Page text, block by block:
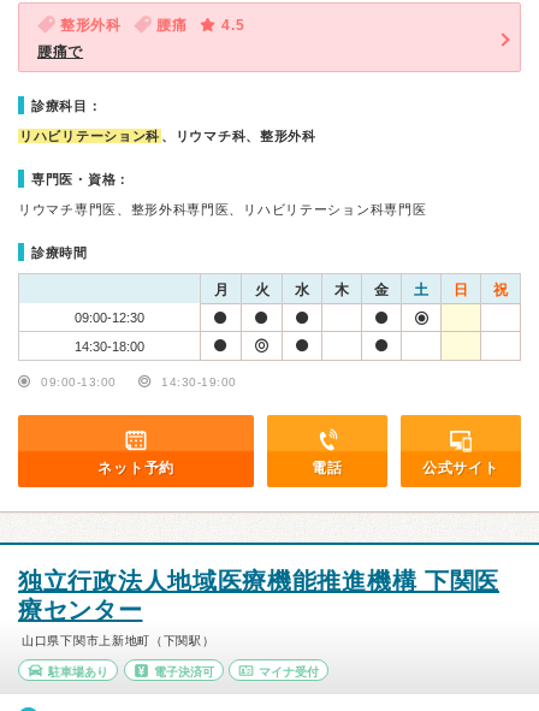
整形外科 腰痛
4.5
腰痛で
診療科目：
リハビリテーション科 、リウマチ科、整形外科
専門医・資格：
リウマチ専門医、整形外科専門医、リハビリテーション科専門医
診療時間
月 火 水 木 金 土 日 祝
09:00-12:30
14:30-18:00
09:00-13:00 14:30-19:00
ネット予約 電話 公式サイト
独立行政法人地域医療機能推進機構 下関医
療センター
山口県下関市上新地町（下関駅）
駐車場あり 電子決済可 マイナ受付